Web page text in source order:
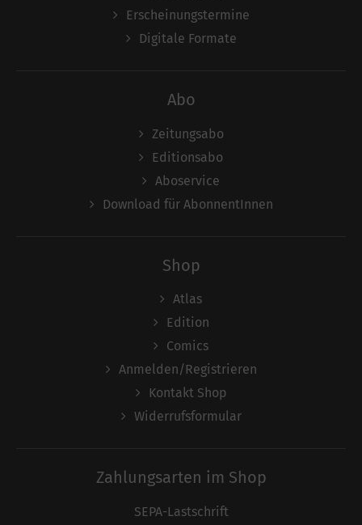
Erscheinungstermine
Digitale Formate
Abo
Zeitungsabo
Editionsabo
Aboservice
Download für AbonnentInnen
Shop
Atlas
Edition
Comics
Anmelden/Registrieren
Kontakt Shop
Widerrufsformular
Zahlungsarten im Shop
SEPA-Lastschrift